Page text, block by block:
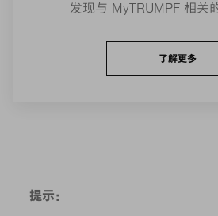
发现与 MyTRUMPF 相关
了解更多
提示：